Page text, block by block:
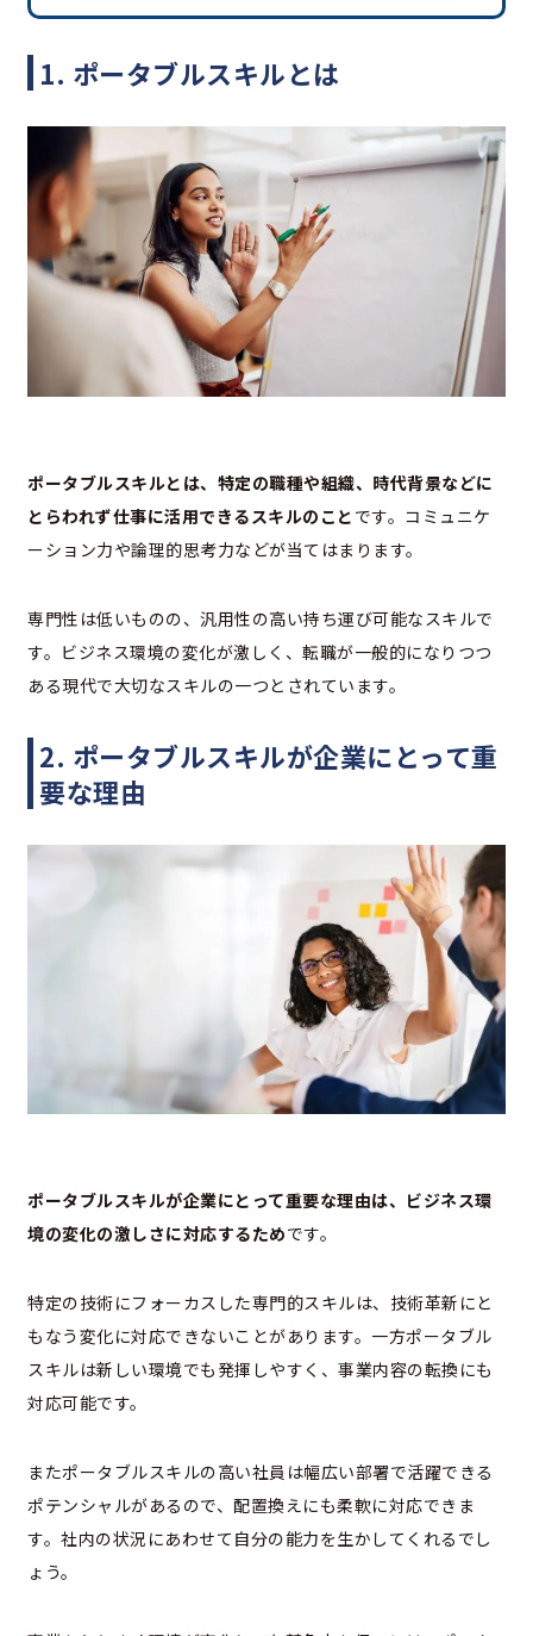
1. ポータブルスキルとは
ポータブルスキルとは、特定の職種や組織、時代背景などに
とらわれず仕事に活用できるスキルのこと です。コミュニケ
ーション力や論理的思考力などが当てはまります。
専門性は低いものの、汎用性の高い持ち運び可能なスキルで
す。ビジネス環境の変化が激しく、転職が一般的になりつつ
ある現代で大切なスキルの一つとされています。
2. ポータブルスキルが企業にとって重
要な理由
ポータブルスキルが企業にとって重要な理由は、ビジネス環
境の変化の激しさに対応するためです。
特定の技術にフォーカスした専門的スキルは、技術革新にと
もなう変化に対応できないことがあります。一方ポータブル
スキルは新しい環境でも発揮しやすく、事業内容の転換にも
対応可能です。
またポータブルスキルの高い社員は幅広い部署で活躍できる
ポテンシャルがあるので、配置換えにも柔軟に対応できま
す。社内の状況にあわせて自分の能力を生かしてくれるでし
ょう。